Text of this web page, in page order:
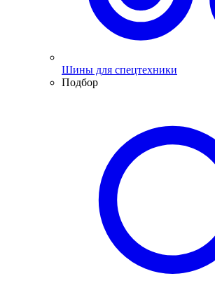
Шины для спецтехники
Подбор